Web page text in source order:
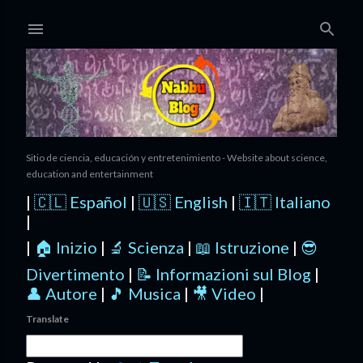
Sitio de ciencia, educación y entretenimiento - Website about science,
education and entertainment
| 🇨🇱 Español | 🇺🇸 English | 🇮🇹 Italiano
|
| 🏠 Inizio | 🔬 Scienza | 📖 Istruzione | 😎
Divertimento | 📝 Informazioni sul Blog |
👤 Autore | 🎵 Musica | 🎥 Video |
Translate